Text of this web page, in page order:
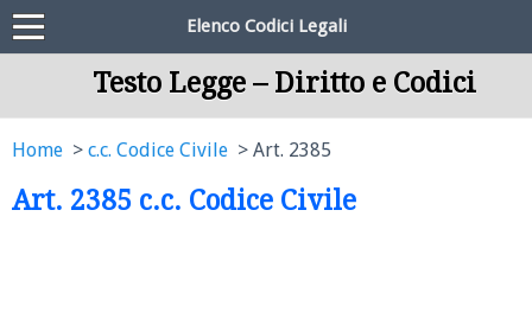
Elenco Codici Legali
Testo Legge – Diritto e Codici
Home c.c. Codice Civile Art. 2385
Art. 2385 c.c. Codice Civile